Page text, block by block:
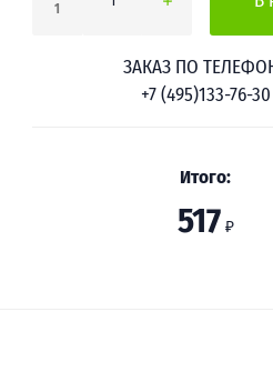
1
ЗАКАЗ ПО
+7 (495)133-76-30
Итого:
517 ₽